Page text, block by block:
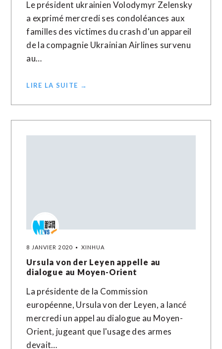
Le président ukrainien Volodymyr Zelensky
a exprimé mercredi ses condoléances aux
familles des victimes du crash d'un appareil
de la compagnie Ukrainian Airlines survenu
au…
LIRE LA SUITE →
8 JANVIER 2020 XINHUA
Ursula von der Leyen appelle au
dialogue au Moyen-Orient
La présidente de la Commission
européenne, Ursula von der Leyen, a lancé
mercredi un appel au dialogue au Moyen-
Orient, jugeant que l'usage des armes
devait…